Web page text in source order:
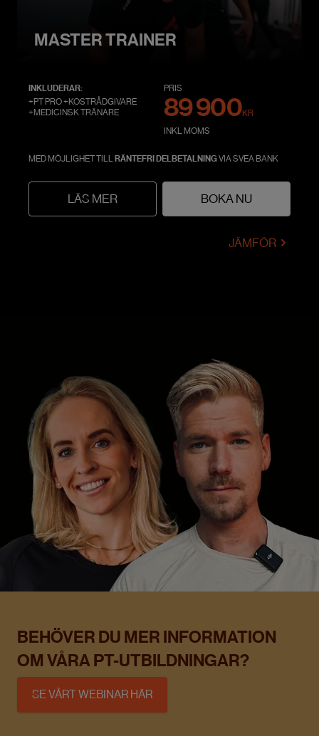
MASTER TRAINER
INKLUDERAR:
+PT PRO +KOSTRÅDGIVARE
+MEDICINSK TRÄNARE
PRIS
89 900KR
INKL MOMS
MED MÖJLIGHET TILL RÄNTEFRI DELBETALNINGVIA SVEA BANK
LÄS MER BOKA NU
JÄMFÖR
BEHÖVER DU MER INFORMATION
OM VÅRA PT-UTBILDNINGAR?
SE VÅRT WEBINAR HÄR